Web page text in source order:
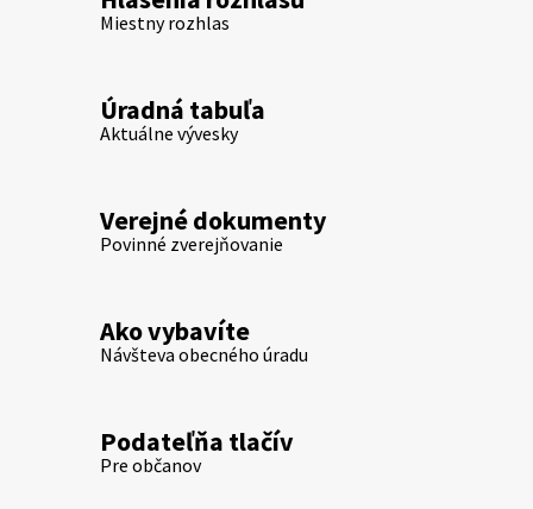
Miestny rozhlas
Úradná tabuľa
Aktuálne vývesky
Verejné dokumenty
Povinné zverejňovanie
Ako vybavíte
Návšteva obecného úradu
Podateľňa tlačív
Pre občanov